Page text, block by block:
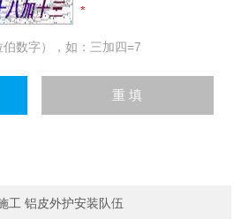
数字），如：三加四=7
工 铝皮外护安装队伍